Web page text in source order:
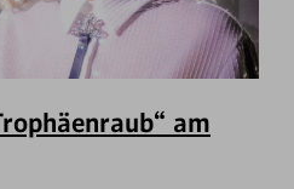
am